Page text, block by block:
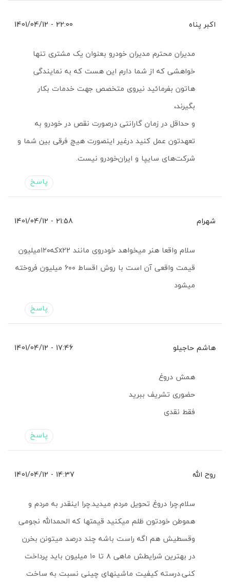
اکبر پناه 22:00 - 1401/04/12
مدیران محترم مدیران خودرو بعنوان یک مشتری تنها
خواهشی که از شما دارم این هست که به نمایندگی
هاتون بفرمائید نیروی متخصص جهت خدمات بکار
بگیرند،
و حداقل در زمان گارانتی درصورت نقص در خودرو به
تعهدتون عمل کنید درغیر اینصورت هیچ فرقی بین شما و
شرکت‌های سایپا و ایران‌خودرو نیست.
پاسخ
شهرام 21:58 - 1401/04/12
سلام واقعا هنر میخواهد خودروی مانند x22که۱۲۰میلیون
قیمت واقعی آن است با روش اقساط ۶۰۰ میلیون فروخته
میشود
پاسخ
هاشم حاجیلو 17:46 - 1401/04/12
همش دروغ
حضوری تشریف ببرید
فقط نقدی
پاسخ
روح الله 14:37 - 1401/04/12
سلام.چرا دروغ تحویل مردم میدید.چرا اینقدر به مردم و
هموطن خودتون ظلم میکنید قیمتها که الحمدالله نجومی
وقسطیش هم اگه راست باشه چند درصد میتونن بخرن
در بهترین شرایطش ماهی ۸ تا ۱۰ میلیون باید پرداخت
کنی.درسته کیفیت ماشینهای چینی نسبت به ساخت